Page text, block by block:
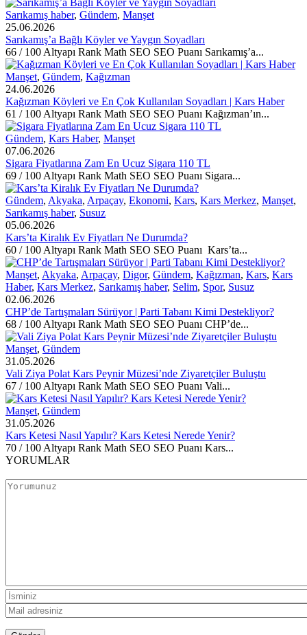
Sarıkamış haber, Gündem, Manşet
25.06.2026
Sarıkamış’a Bağlı Köyler ve Yaygın Soyadları
66 / 100 Altyapı Rank Math SEO SEO Puanı Sarıkamış’a...
Manşet, Gündem, Kağızman
24.06.2026
Kağızman Köyleri ve En Çok Kullanılan Soyadları | Kars Haber
61 / 100 Altyapı Rank Math SEO SEO Puanı Kağızman’ın...
Gündem, Kars Haber, Manşet
07.06.2026
Sigara Fiyatlarına Zam En Ucuz Sigara 110 TL
69 / 100 Altyapı Rank Math SEO SEO Puanı Sigara...
Gündem, Akyaka, Arpaçay, Ekonomi, Kars, Kars Merkez, Manşet,
Sarıkamış haber, Susuz
05.06.2026
Kars’ta Kiralık Ev Fiyatları Ne Durumda?
60 / 100 Altyapı Rank Math SEO SEO Puanı Kars’ta...
Manşet, Akyaka, Arpaçay, Digor, Gündem, Kağızman, Kars, Kars
Haber, Kars Merkez, Sarıkamış haber, Selim, Spor, Susuz
02.06.2026
CHP’de Tartışmaları Sürüyor | Parti Tabanı Kimi Destekliyor?
68 / 100 Altyapı Rank Math SEO SEO Puanı CHP’de...
Manşet, Gündem
31.05.2026
Vali Ziya Polat Kars Peynir Müzesi’nde Ziyaretçiler Buluştu
67 / 100 Altyapı Rank Math SEO SEO Puanı Vali...
Manşet, Gündem
31.05.2026
Kars Ketesi Nasıl Yapılır? Kars Ketesi Nerede Yenir?
70 / 100 Altyapı Rank Math SEO SEO Puanı Kars...
YORUMLAR